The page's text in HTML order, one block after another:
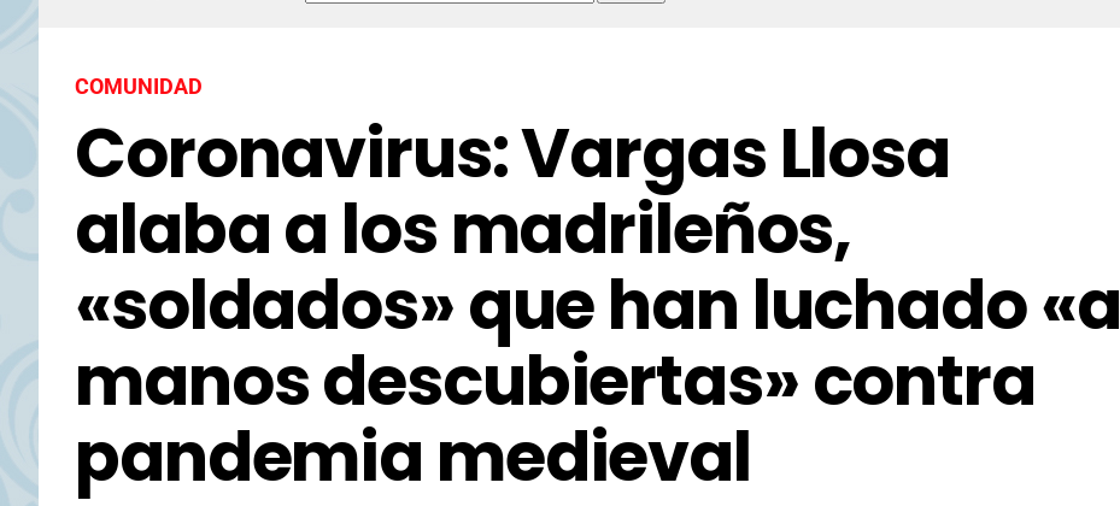
COMUNIDAD
Coronavirus: Vargas Llosa
alaba a los madrileños,
«soldados» que han luchado «a
manos descubiertas» contra
pandemia medieval